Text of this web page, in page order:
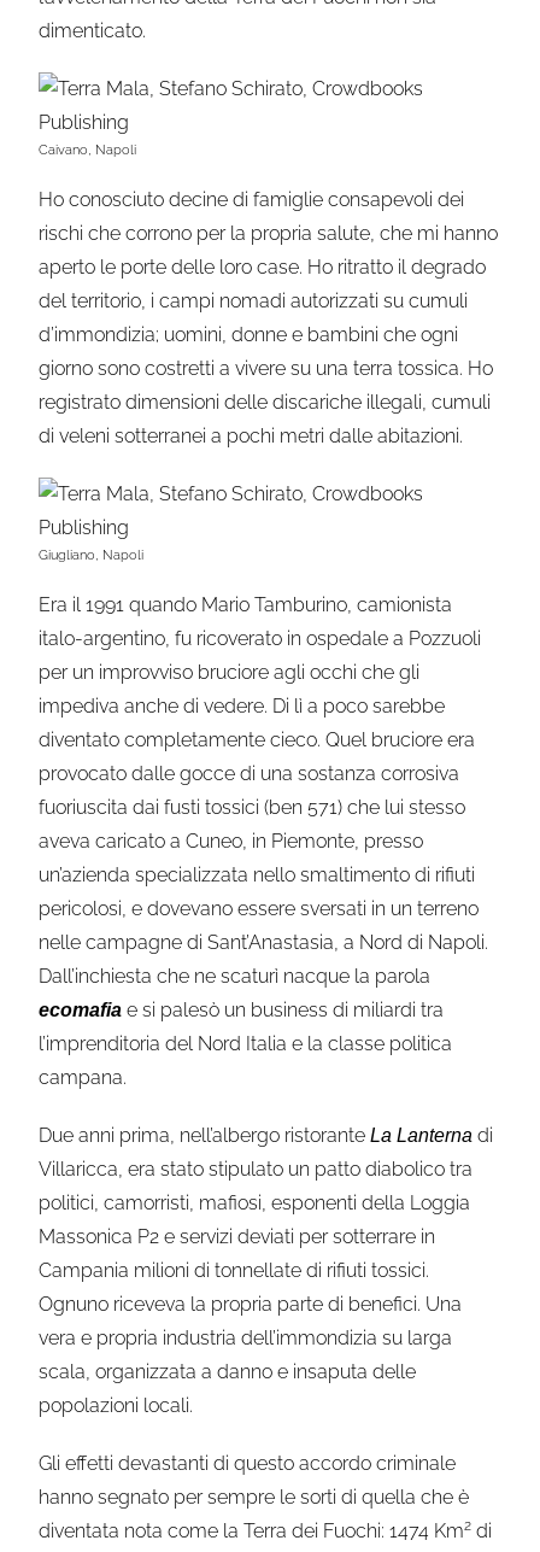
dimenticato.
Caivano, Napoli
Ho conosciuto decine di famiglie consapevoli dei
rischi che corrono per la propria salute, che mi hanno
aperto le porte delle loro case. Ho ritratto il degrado
del territorio, i campi nomadi autorizzati su cumuli
d’immondizia; uomini, donne e bambini che ogni
giorno sono costretti a vivere su una terra tossica. Ho
registrato dimensioni delle discariche illegali, cumuli
di veleni sotterranei a pochi metri dalle abitazioni.
Giugliano, Napoli
Era il 1991 quando Mario Tamburino, camionista
italo-argentino, fu ricoverato in ospedale a Pozzuoli
per un improvviso bruciore agli occhi che gli
impediva anche di vedere. Di lì a poco sarebbe
diventato completamente cieco. Quel bruciore era
provocato dalle gocce di una sostanza corrosiva
fuoriuscita dai fusti tossici (ben 571) che lui stesso
aveva caricato a Cuneo, in Piemonte, presso
un’azienda specializzata nello smaltimento di rifiuti
pericolosi, e dovevano essere sversati in un terreno
nelle campagne di Sant’Anastasia, a Nord di Napoli.
Dall’inchiesta che ne scaturì nacque la parola
ecomafia e si palesò un business di miliardi tra
l’imprenditoria del Nord Italia e la classe politica
campana.
Due anni prima, nell’albergo ristoranteLa Lanterna di
Villaricca, era stato stipulato un patto diabolico tra
politici, camorristi, mafiosi, esponenti della Loggia
Massonica P2 e servizi deviati per sotterrare in
Campania milioni di tonnellate di rifiuti tossici.
Ognuno riceveva la propria parte di benefici. Una
vera e propria industria dell’immondizia su larga
scala, organizzata a danno e insaputa delle
popolazioni locali.
Gli effetti devastanti di questo accordo criminale
hanno segnato per sempre le sorti di quella che è
diventata nota come la Terra dei Fuochi: 1474 Km2 di